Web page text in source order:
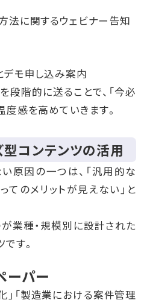
法に関するウェビナー告知
デモ申し込み案内
段階的に送ることで、「今必
度感を高めていきます。
コンテンツの活用
原因の一つは、「汎用的な
てのメリットが見えない」と
業種・規模別に設計された
す。
ーパー
」「製造業における案件管理